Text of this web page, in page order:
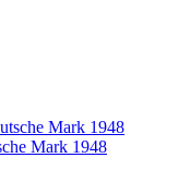
Mark 1948